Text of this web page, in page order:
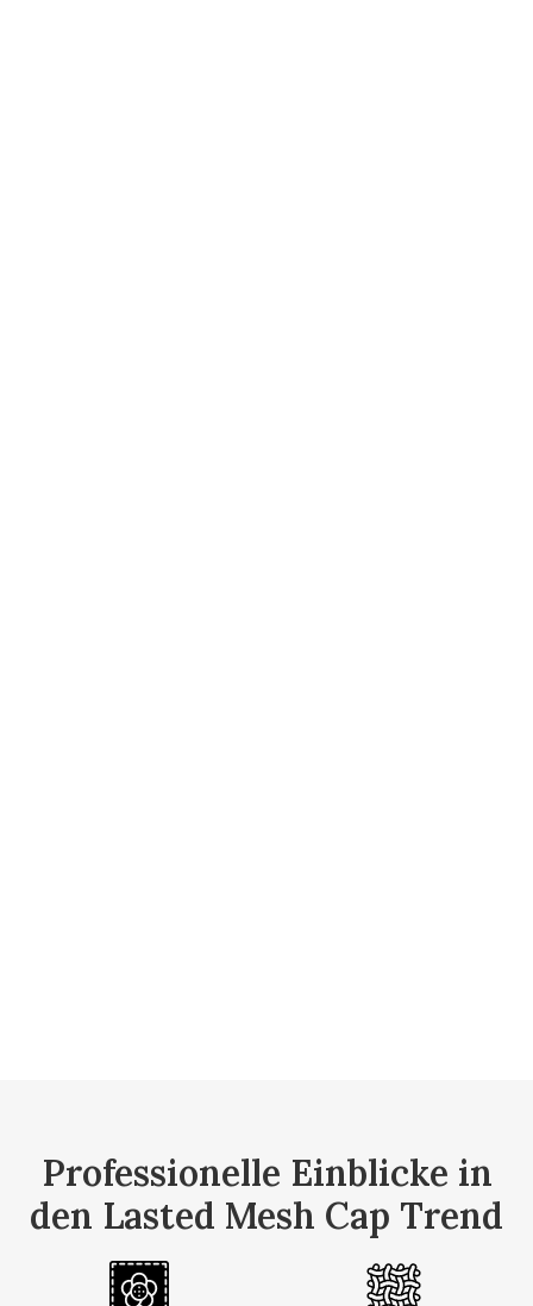
Professionelle Einblicke in
den Lasted Mesh Cap Trend